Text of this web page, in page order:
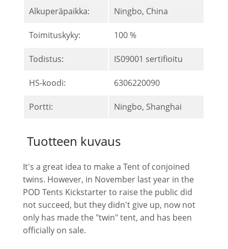
Alkuperäpaikka: Ningbo, China
Toimituskyky: 100 %
Todistus: IS09001 sertifioitu
HS-koodi: 6306220090
Portti: Ningbo, Shanghai
Tuotteen kuvaus
It's a great idea to make a Tent of conjoined
twins. However, in November last year in the
POD Tents Kickstarter to raise the public did
not succeed, but they didn't give up, now not
only has made the "twin" tent, and has been
officially on sale.